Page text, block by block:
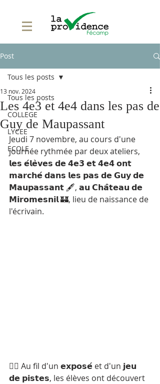
Post
Tous les posts
COLLEGE
LYCEE
ECOLE
Tous les posts
Les 4e3 et 4e4 dans les pas de
Guy de Maupassant
13 nov. 2024
Jeudi 7 novembre, au cours d'une
journée rythmée par deux ateliers,
𝗹𝗲𝘀 𝗲́𝗹𝗲̀𝘃𝗲𝘀 𝗱𝗲 𝟰𝗲𝟯 𝗲𝘁 𝟰𝗲𝟰 𝗼𝗻𝘁
𝗺𝗮𝗿𝗰𝗵𝗲́ 𝗱𝗮𝗻𝘀 𝗹𝗲𝘀 𝗽𝗮𝘀 𝗱𝗲 𝗚𝘂𝘆 𝗱𝗲
𝗠𝗮𝘂𝗽𝗮𝘀𝘀𝗮𝗻𝘁 🖋️, 𝗮𝘂 𝗖𝗵𝗮̂𝘁𝗲𝗮𝘂 𝗱𝗲
𝗠𝗶𝗿𝗼𝗺𝗲𝘀𝗻𝗶𝗹 🏰, lieu de naissance de
l'écrivain.
🕵️‍♂️ Au fil d'un 𝗲𝘅𝗽𝗼𝘀𝗲́ et d'un 𝗷𝗲𝘂
𝗱𝗲 𝗽𝗶𝘀𝘁𝗲𝘀, les élèves ont découvert